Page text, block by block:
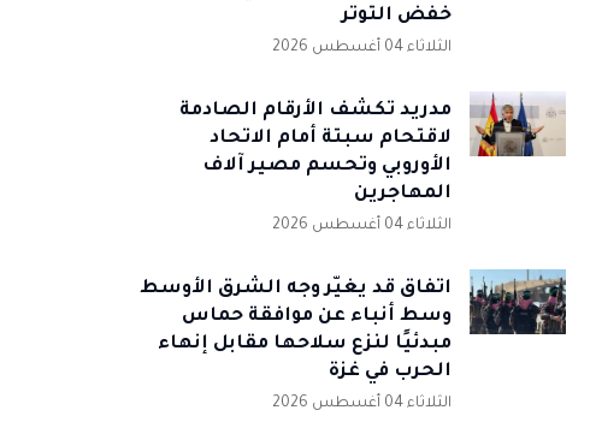
خفض التوتر
الثلاثاء 04 أغسطس 2026
مدريد تكشف الأرقام الصادمة
لاقتحام سبتة أمام الاتحاد
الأوروبي وتحسم مصير آلاف
المهاجرين
الثلاثاء 04 أغسطس 2026
اتفاق قد يغيّر وجه الشرق الأوسط
وسط أنباء عن موافقة حماس
مبدئيًا لنزع سلاحها مقابل إنهاء
الحرب في غزة
الثلاثاء 04 أغسطس 2026